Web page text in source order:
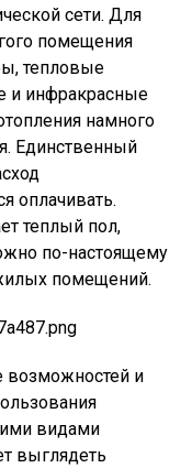
сети. Для
помещения
тепловые
и инфракрасные
намного
Единственный
оплачивать.
теплый пол,
по-настоящему
помещений.
возможностей и
видами
выглядеть